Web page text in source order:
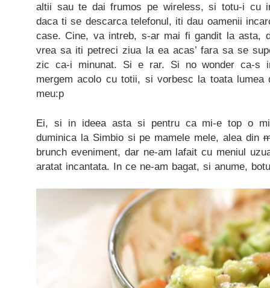
altii sau te dai frumos pe wireless, si totu-i cu
daca ti se descarca telefonul, iti dau oamenii
case. Cine, va intreb, s-ar mai fi gandit la asta,
vrea sa iti petreci ziua la ea acas’ fara sa se
zic ca-i minunat. Si e rar. Si no wonder ca-s
mergem acolo cu totii, si vorbesc la toata lumea
meu:p
Ei, si in ideea asta si pentru ca mi-e top o
duminica la Simbio si pe mamele mele, alea din
brunch eveniment, dar ne-am lafait cu meniul
aratat incantata. In ce ne-am bagat, si anume,